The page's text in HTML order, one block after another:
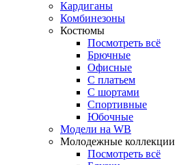
Кардиганы
Комбинезоны
Костюмы
Посмотреть всё
Брючные
Офисные
С платьем
С шортами
Спортивные
Юбочные
Модели на WB
Молодежные коллекции
Посмотреть всё